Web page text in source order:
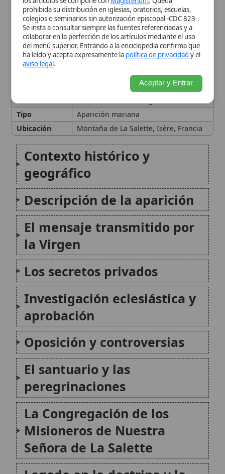
Contexto histórico y
geográfico
Descripción de la aparición
El mensaje transmitido por
la Virgen
Los secretos privados
Investigación eclesiástica y
aprobación
Oposición y controversias
El santuario y las
peregrinaciones
La Congregación de los
Misioneros de Nuestra
Señora de La Salette
Legado en la doctrina y la
liturgia católica
Citas y referencias
Modificado el 28 de enero de 2026 •FideScore™ 8.02
artículo Sugerir mejora
Imprimir artículo• Generar QR •Instalar aplicación
Nuestra Señora de La Salette
Nuestra Señora de La Salette se refiere a la
aparición mariana que, según se relata,
ocurrió el 19 de septiembre de 1846, en una
montaña cerca del pueblo de La Salette-
Fallavaux, en los Alpes franceses. La
Santísima Virgen María se...